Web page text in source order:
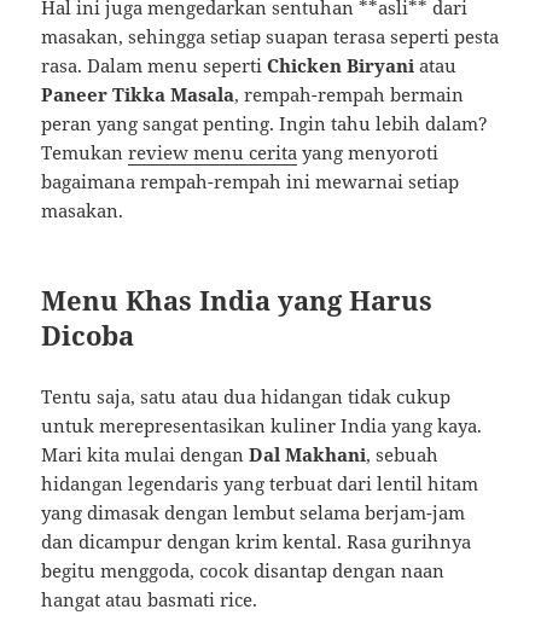
Hal ini juga mengedarkan sentuhan **asli** dari
masakan, sehingga setiap suapan terasa seperti pesta
rasa. Dalam menu sepertiChicken Biryani atau
Paneer Tikka Masala, rempah-rempah bermain
peran yang sangat penting. Ingin tahu lebih dalam?
Temukanreview menu cerita yang menyoroti
bagaimana rempah-rempah ini mewarnai setiap
masakan.
Menu Khas India yang Harus
Dicoba
Tentu saja, satu atau dua hidangan tidak cukup
untuk merepresentasikan kuliner India yang kaya.
Mari kita mulai denganDal Makhani, sebuah
hidangan legendaris yang terbuat dari lentil hitam
yang dimasak dengan lembut selama berjam-jam
dan dicampur dengan krim kental. Rasa gurihnya
begitu menggoda, cocok disantap dengan naan
hangat atau basmati rice.